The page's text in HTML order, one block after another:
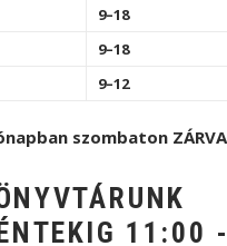
9–18
9–18
9–12
szombaton ZÁRVA
11:00